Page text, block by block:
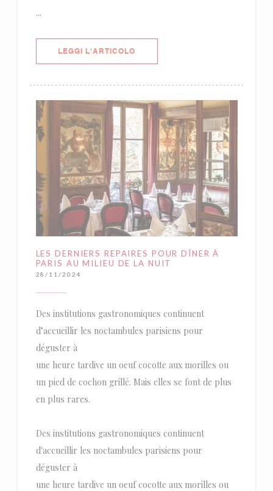
...
LEGGI L'ARTICOLO
LES DERNIERS REPAIRES POUR DÎNER À
PARIS AU MILIEU DE LA NUIT
28/11/2024
Des institutions gastronomiques continuent
d’accueillir les noctambules parisiens pour
déguster à
une heure tardive un oeuf cocotte aux morilles ou
un pied de cochon grillé. Mais elles se font de plus
en plus rares.
Des institutions gastronomiques continuent
d'accueillir les noctambules parisiens pour
déguster à
une heure tardive un oeuf cocotte aux morilles ou